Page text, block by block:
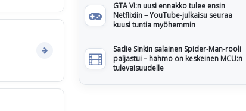
GTA VI:n uusi ennakko tulee ensin
Netflixiin – YouTube-julkaisu seuraa
kuusi tuntia myöhemmin
Sadie Sinkin salainen Spider-Man-rooli
paljastui – hahmo on keskeinen MCU:n
tulevaisuudelle